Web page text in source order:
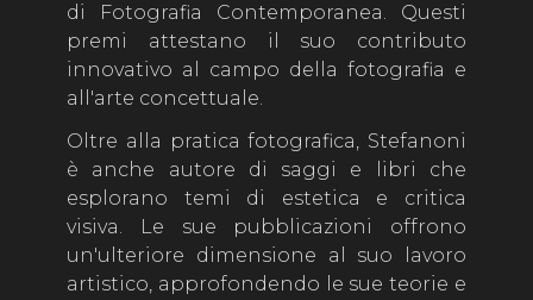
di Fotografia Contemporanea. Questi
premi attestano il suo contributo
innovativo al campo della fotografia e
all'arte concettuale.
Oltre alla pratica fotografica, Stefanoni
è anche autore di saggi e libri che
esplorano temi di estetica e critica
visiva. Le sue pubblicazioni offrono
un'ulteriore dimensione al suo lavoro
artistico, approfondendo le sue teorie e